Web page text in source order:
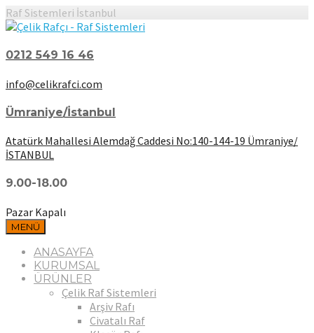
Raf Sistemleri İstanbul
0212 549 16 46
info@celikrafci.com
Ümraniye/İstanbul
Atatürk Mahallesi Alemdağ Caddesi No:140-144-19 Ümraniye/
İSTANBUL
9.00-18.00
Pazar Kapalı
MENÜ
ANASAYFA
KURUMSAL
ÜRÜNLER
Çelik Raf Sistemleri
Arşiv Rafı
Civatalı Raf